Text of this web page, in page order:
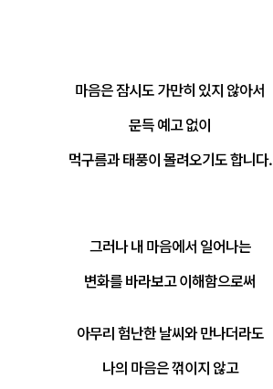
마음은 잠시도 가만히 있지 않아서
문득 예고 없이
먹구름과 태풍이 몰려오기도 합니다.
그러나 내 마음에서 일어나는
변화를 바라보고 이해함으로써
아무리 험난한 날씨와 만나더라도
나의 마음은 꺾이지 않고